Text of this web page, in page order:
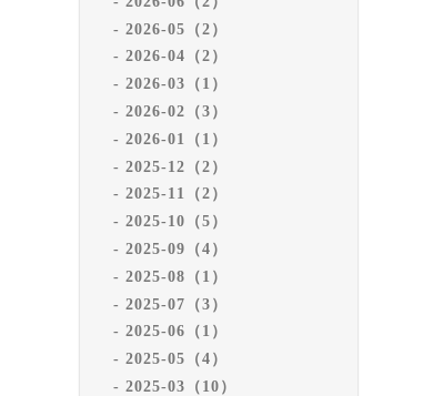
2026-05（2）
2026-04（2）
2026-03（1）
2026-02（3）
2026-01（1）
2025-12（2）
2025-11（2）
2025-10（5）
2025-09（4）
2025-08（1）
2025-07（3）
2025-06（1）
2025-05（4）
2025-03（10）